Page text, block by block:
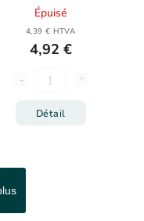
Épuisé
4,39 € HTVA
4,92 €
Détail